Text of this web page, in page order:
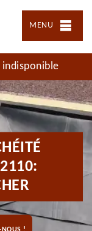
MENU
indisponible
NOUS !